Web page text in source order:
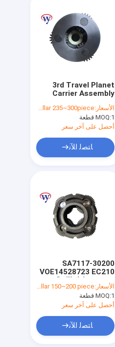
3rd Travel Planet
Carrier Assembly
Planetary Sun Gear
1022198
الأسعار:dollar 235~300piece
MOQ:1 قطعة
أحصل على آخر سعر
ﺎﺘﺼﻟ ﺍﻶﻧ
SA7117-30200
VOE14528723 EC210
لقطع غيار فولفو
الأسعار:dollar 150~200 piece
MOQ:1 قطعة
أحصل على آخر سعر
ﺎﺘﺼﻟ ﺍﻶﻧ